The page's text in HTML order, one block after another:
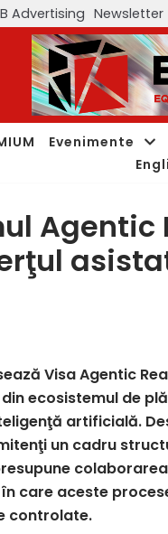
Advertising Newsletter
Evenimente
Agentic
Visa Agentic
ecosistemul de
artificială.
un cadru
care aceste
controlate.